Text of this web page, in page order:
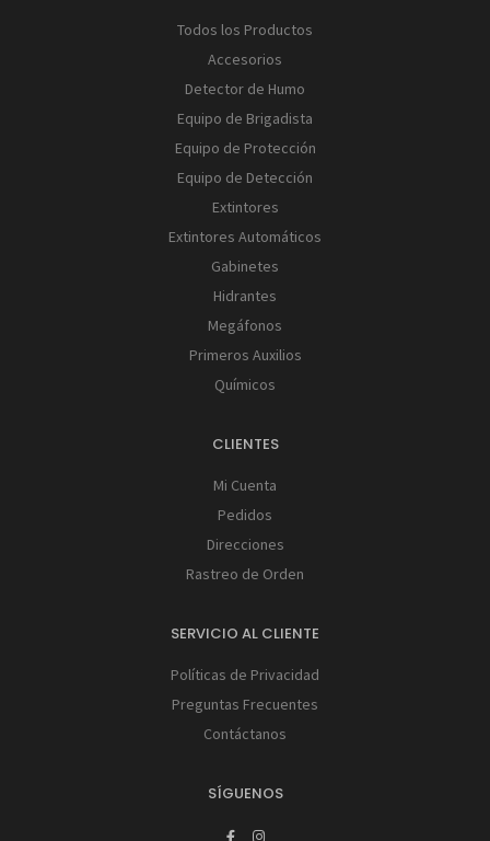
Todos los Productos
Accesorios
Detector de Humo
Equipo de Brigadista
Equipo de Protección
Equipo de Detección
Extintores
Extintores Automáticos
Gabinetes
Hidrantes
Megáfonos
Primeros Auxilios
Químicos
CLIENTES
Mi Cuenta
Pedidos
Direcciones
Rastreo de Orden
SERVICIO AL CLIENTE
Políticas de Privacidad
Preguntas Frecuentes
Contáctanos
SÍGUENOS